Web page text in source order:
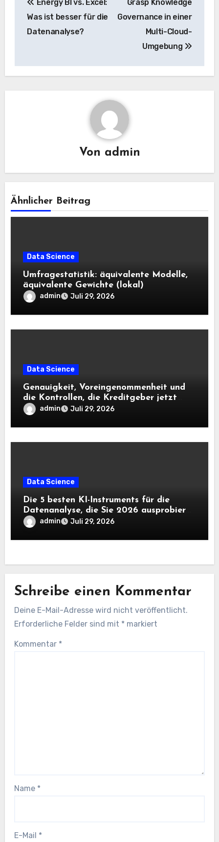
Navigation
Energy BI vs. Excel:
Was ist besser für die
Datenanalyse?
Grasp Knowledge
Governance in einer
Multi-Cloud-
Umgebung
Von admin
Ähnlicher Beitrag
Data Science
Umfragestatistik: äquivalente Modelle,
äquivalente Gewichte (lokal)
admin Juli 29, 2026
Data Science
Genauigkeit, Voreingenommenheit und
die Kontrollen, die Kreditgeber jetzt
benötigen |
admin Juli 29, 2026
Data Science
Die 5 besten KI-Instruments für die
Datenanalyse, die Sie 2026 ausprobieren
solltenadmin Juli 29, 2026
Schreibe einen Kommentar
Deine E-Mail-Adresse wird nicht veröffentlicht.
Erforderliche Felder sind mit * markiert
Kommentar *
Name *
E-Mail *